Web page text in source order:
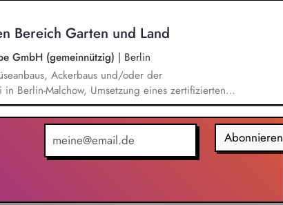
gehören vor allem: Strategieentwicklung:
und Geschäftsmodellen, Trendanalysen:
Regulatoriktrends, Partnermanagement:
Kooperationen und Netzwerken, Akquisition von
Bereich Garten und Land
GmbH (gemeinnützig) | Berlin
Ackerbaus und/oder der
Berlin-Malchow, Umsetzung eines zertifizierten
der Teilnehmenden und Beschäftigten,
zweckmäßigen Arbeitsplatzgestaltung,
, Arbeitsschutz- und
Abonnieren